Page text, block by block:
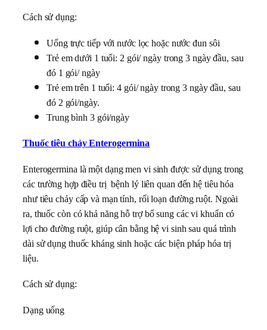
Cách sử dụng:
Uống trực tiếp với nước lọc hoặc nước đun sôi
Trẻ em dưới 1 tuổi: 2 gói/ ngày trong 3 ngày đầu, sau
đó 1 gói/ ngày
Trẻ em trên 1 tuổi: 4 gói/ ngày trong 3 ngày đầu, sau
đó 2 gói/ngày.
Trung bình 3 gói/ngày
Thuốc tiêu chảy Enterogermina
Enterogermina là một dạng men vi sinh được sử dụng trong
các trường hợp điều trị bệnh lý liên quan đến hệ tiêu hóa
như tiêu chảy cấp và mạn tính, rối loạn đường ruột. Ngoài
ra, thuốc còn có khả năng hỗ trợ bổ sung các vi khuẩn có
lợi cho đường ruột, giúp cân bằng hệ vi sinh sau quá trình
dài sử dụng thuốc kháng sinh hoặc các biện pháp hóa trị
liệu.
Cách sử dụng:
Dạng uống